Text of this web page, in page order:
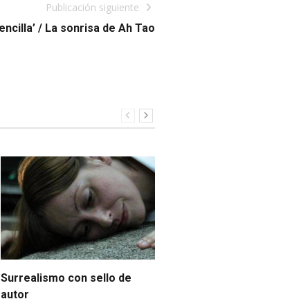
Publicación siguiente
/ La sonrisa de Ah Tao
Surrealismo con sello de
autor